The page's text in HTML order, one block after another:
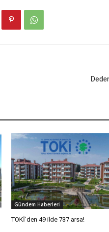
Gündem Haberleri
TOKİ’den 49 ilde 737 arsa!